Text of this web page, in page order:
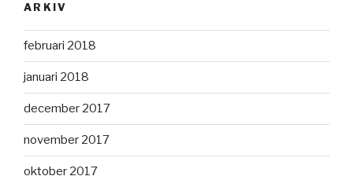
ARKIV
februari 2018
januari 2018
december 2017
november 2017
oktober 2017